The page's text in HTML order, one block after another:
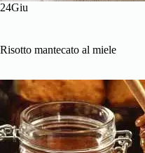
24Giu
Risotto mantecato al miele